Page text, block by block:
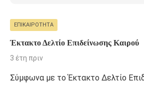
ΕΠΙΚΑΙΡΌΤΗΤΑ
Έκτακτο Δελτίο Επιδείνωσης Καιρού
3 έτη πριν
Σύμφωνα με το Έκτακτο Δελτίο